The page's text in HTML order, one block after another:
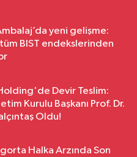
yeni gelişme:
BIST endekslerinden
Devir Teslim:
Kurulu Başkanı Prof. Dr.
Oldu!
Halka Arzında Son